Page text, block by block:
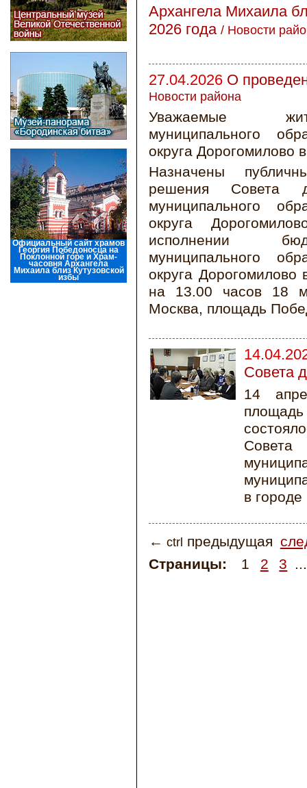
Архангела Михаила
2026 года / Новости
27.04.2026 О
Новости района
Уважаемые
муниципального
округа Дорогомилово
Назначены
решения Совета
муниципального
округа
исполнении
муниципального
округа Дорогомилово
на 13.00 часов 18
Москва, площадь
Совета
14
Совета
в
← ctrl предыдущая
Страницы:
1 2 3
Официальный сайт храмов
Георгия Победоносца на
Поклонной горе и Храм-
часовня Архангела
Михаила близ Кутузовской
избы